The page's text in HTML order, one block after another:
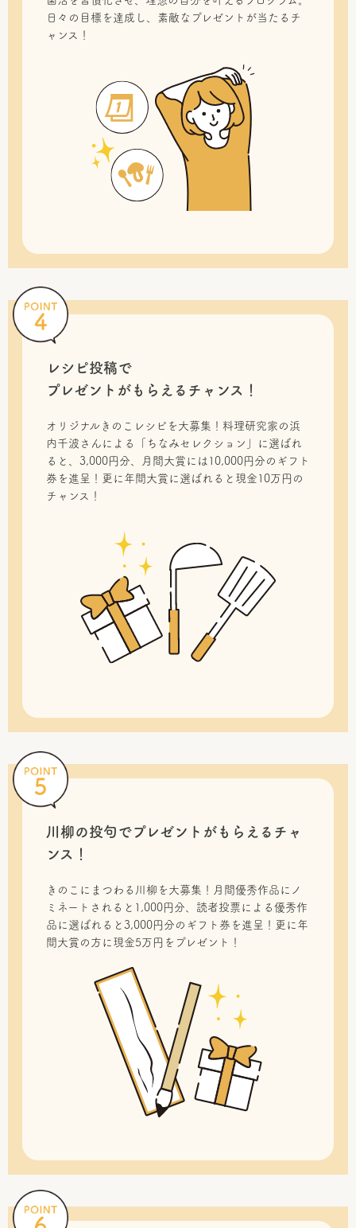
日々の目標を達成し、素敵なプレゼントが当たるチ
ャンス！
レシピ投稿で
プレゼントがもらえるチャンス！
オリジナルきのこレシピを大募集！料理研究家の浜
内千波さんによる「ちなみセレクション」に選ばれ
ると、3,000円分、月間大賞には10,000円分のギフト
券を進呈！更に年間大賞に選ばれると現金10万円の
チャンス！
川柳の投句でプレゼントがもらえるチャ
ンス！
きのこにまつわる川柳を大募集！月間優秀作品にノ
ミネートされると1,000円分、読者投票による優秀作
品に選ばれると3,000円分のギフト券を進呈！更に年
間大賞の方に現金5万円をプレゼント！